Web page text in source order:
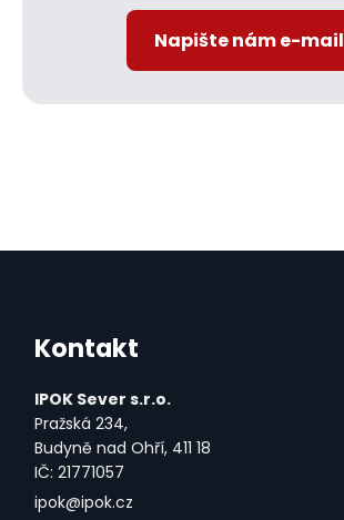
Napište nám e-mail
Kontakt
IPOK Sever s.r.o.
Pražská 234,
Budyně nad Ohří, 411 18
IČ: 21771057
ipok@ipok.cz